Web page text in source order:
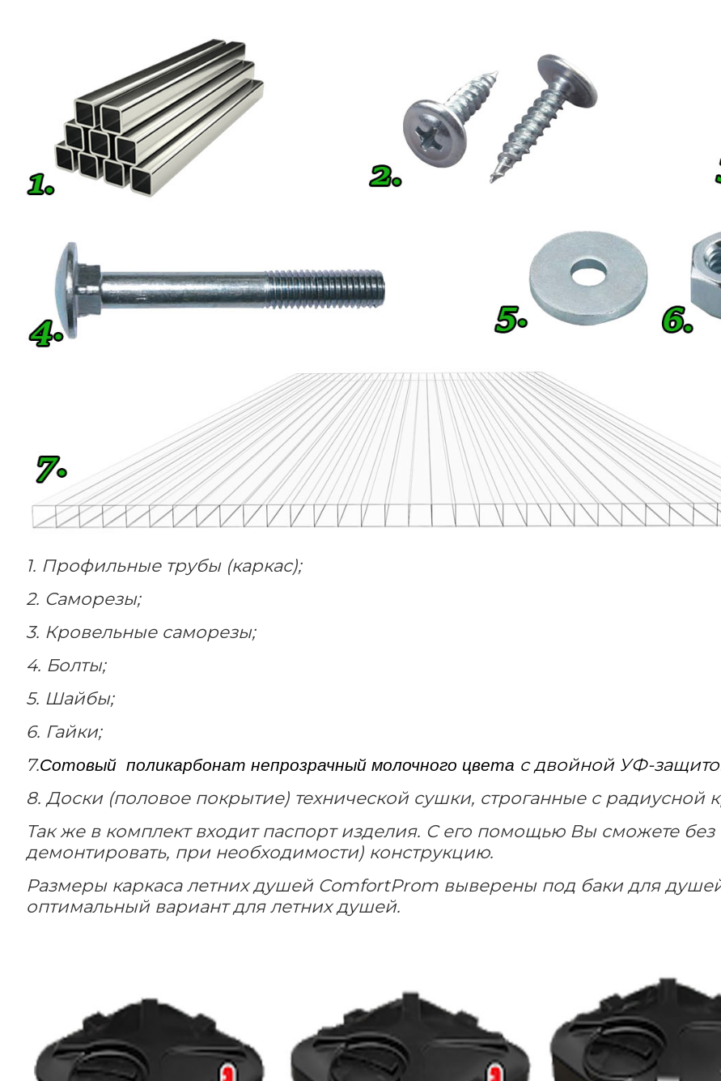
1. Профильные трубы (каркас);
2. Саморезы;
3. Кровельные саморезы;
4. Болты;
5. Шайбы;
6. Гайки;
7.Сотовый поликарбонат непрозрачный молочного цвета с двойной УФ-
8. Доски (половое покрытие) технической сушки, строганные с
Так же в комплект входит паспорт изделия. С его помощью Вы сможете без
демонтировать, при необходимости) конструкцию.
Размеры каркаса летних душей ComfortProm выверены под баки для
оптимальный вариант для летних душей.